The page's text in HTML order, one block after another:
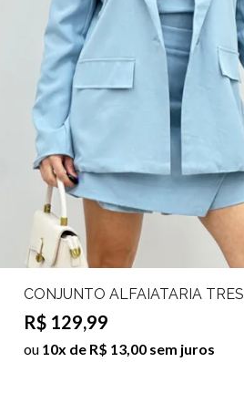
CONJUNTO ALFAIATARIA TRES
PEÇAS CORALINE
R$ 129,99
ou 10x de R$ 13,00 sem juros